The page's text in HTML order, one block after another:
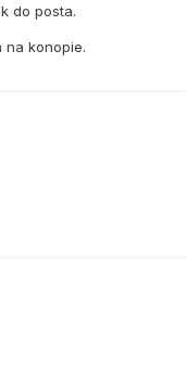
do posta.
na konopie.